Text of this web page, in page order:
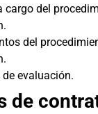
cargo del
del
de evaluación.
de